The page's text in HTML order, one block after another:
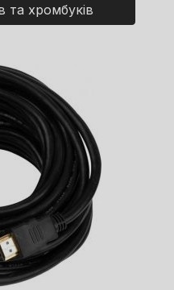
та хромбуків